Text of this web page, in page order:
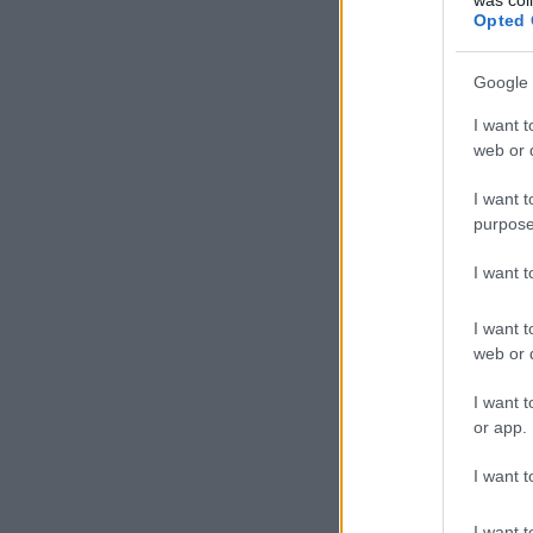
Opted
Google
I want
web or
I want
I want
I want
web or
I want
or app.
I want